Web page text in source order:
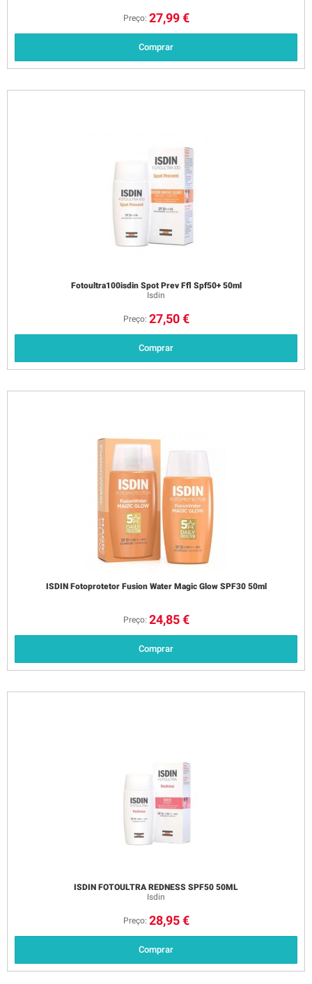
Preço: 27,99 €
Comprar
Fotoultra100isdin Spot Prev Ffl Spf50+ 50ml
Isdin
Preço: 27,50 €
Comprar
ISDIN Fotoprotetor Fusion Water Magic Glow SPF30 50ml
Preço: 24,85 €
Comprar
ISDIN FOTOULTRA REDNESS SPF50 50ML
Isdin
Preço: 28,95 €
Comprar